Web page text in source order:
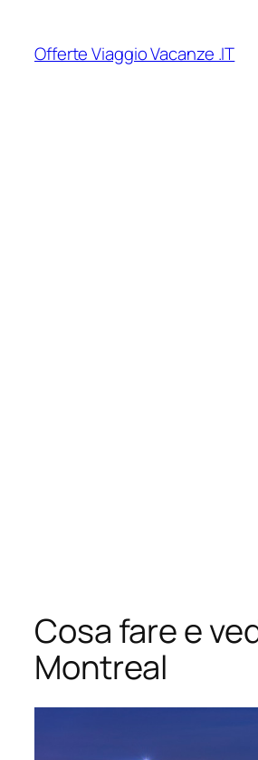
contenuto
Offerte Viaggio Vacanze .IT
Cosa fare e
Montreal